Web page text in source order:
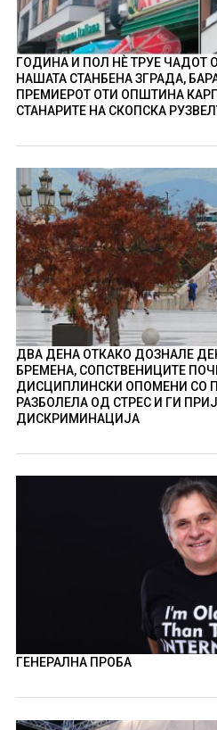
ГОДИНА И ПОЛ НÈ ТРУЕ ЧАДОТ
НАШАТА СТАНБЕНА ЗГРАДА,
ПРЕМИЕРОТ ОТИ ОПШТИНА
СТАНАРИТЕ НА СКОПСКА
ДВА ДЕНА ОТКАКО ДОЗНАЛЕ
БРЕМЕНА, СОПСТВЕНИЦИТЕ
ДИСЦИПЛИНСКИ ОПОМЕНИ СО
РАЗБОЛЕЛА ОД СТРЕС И ГИ
ДИСКРИМИНАЦИЈА
ГЕНЕРАЛНА ПРОБА